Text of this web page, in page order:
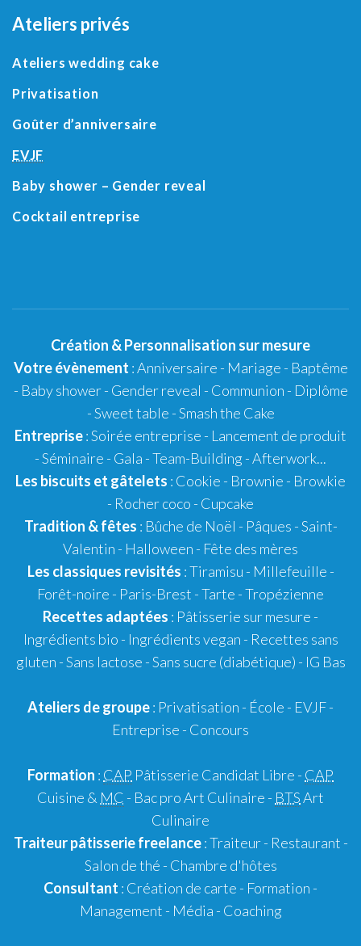
Ateliers privés
Ateliers wedding cake
Privatisation
Goûter d’anniversaire
EVJF
Baby shower – Gender reveal
Cocktail entreprise
Création &Personnalisation sur mesure
Votre évènement :Anniversaire - Mariage - Baptême
- Baby shower- Gender reveal - Communion - Diplôme
-Sweet table -Smash the Cake
Entreprise: Soirée entreprise - Lancement de produit
- Séminaire - Gala - Team-Building - Afterwork...
Les biscuits et gâtelets : Cookie - Brownie - Browkie
- Rocher coco - Cupcake
Tradition & fêtes : Bûche de Noël - Pâques -Saint-
Valentin - Halloween - Fête des mères
Les classiques revisités :Tiramisu - Millefeuille -
Forêt-noire - Paris-Brest - Tarte -Tropézienne
Recettes adaptées : Pâtisserie sur mesure -
Ingrédients bio - Ingrédients vegan - Recettes sans
gluten - Sans lactose - Sans sucre (diabétique) - IG Bas
Ateliers de groupe: Privatisation - École - EVJF-
Entreprise - Concours
Formation : CAP Pâtisserie Candidat Libre - CAP
Cuisine & MC - Bac pro Art Culinaire - BTSArt
Culinaire
Traiteur pâtisseriefreelance:Traiteur- Restaurant -
Salon de thé - Chambre d'hôtes
Consultant : Création de carte - Formation -
Management - Média - Coaching